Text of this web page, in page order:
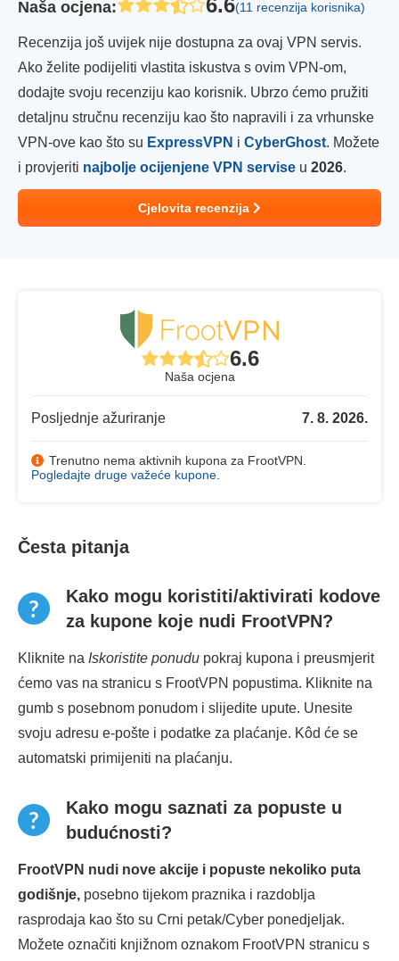
Naša ocjena: 6.6(11 recenzija korisnika)
Recenzija još uvijek nije dostupna za ovaj VPN servis.
Ako želite podijeliti vlastita iskustva s ovim VPN-om,
dodajte svoju recenziju kao korisnik. Ubrzo ćemo pružiti
detaljnu stručnu recenziju kao što napravili i za vrhunske
VPN-ove kao što su ExpressVPN i CyberGhost. Možete
i provjeriti najbolje ocijenjene VPN servise u 2026.
Cjelovita recenzija
6.6
Naša ocjena
Posljednje ažuriranje 7. 8. 2026.
Trenutno nema aktivnih kupona za FrootVPN.
Pogledajte druge važeće kupone
Česta pitanja
Kako mogu koristiti/aktivirati kodove
za kupone koje nudi FrootVPN?
Kliknite na Iskoristite ponudu pokraj kupona i preusmjerit
ćemo vas na stranicu s FrootVPN popustima. Kliknite na
gumb s posebnom ponudom i slijedite upute. Unesite
svoju adresu e-pošte i podatke za plaćanje. Kôd će se
automatski primijeniti na plaćanju.
Kako mogu saznati za popuste u
budućnosti?
FrootVPN nudi nove akcije i popuste nekoliko puta
godišnje, posebno tijekom praznika i razdoblja
rasprodaja kao što su Crni petak/Cyber ponedjeljak.
Možete označiti knjižnom oznakom FrootVPN stranicu s